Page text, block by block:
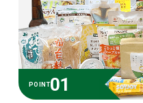
POINT01